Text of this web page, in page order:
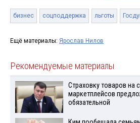
бизнес соцподдержка льготы
Ещё материалы: Ярослав Нилов
Рекомендуемые материалы
Страховку товаров на
маркетплейсов
обязательной